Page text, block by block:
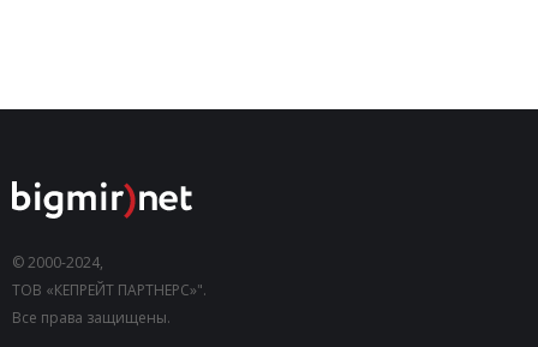
© 2000-2024,
ТОВ «КЕПРЕЙТ ПАРТНЕРС»".
Все права защищены.